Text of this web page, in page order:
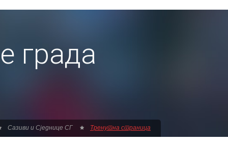
града
Сазиви и Сједнице СГ Тренутна страница